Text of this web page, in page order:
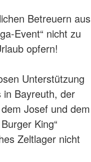
Betreuern aus
Event“ nicht zu
opfern!
Unterstützung
Bayreuth, der
Josef und dem
King“
Zeltlager nicht